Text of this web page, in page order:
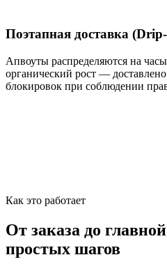
Поэтапная доставка
Апвоуты распределяются на
органический рост —
блокировок при соблюдении
Как это работает
От заказа до
простых шагов